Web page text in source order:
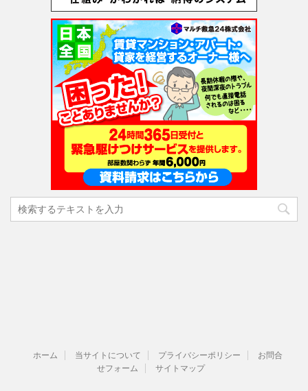
ホーム 当サイトについて プライバシーポリシー
お問合
せフォーム
サイトマップ